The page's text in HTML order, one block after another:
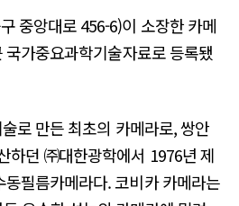
중앙대로 456-6)이 소장한 카메
가중요과학기술자료로 등록됐
로 만든 최초의 카메라로, 쌍안
하던 ㈜대한광학에서 1976년 제
필름카메라다. 코비카 카메라는